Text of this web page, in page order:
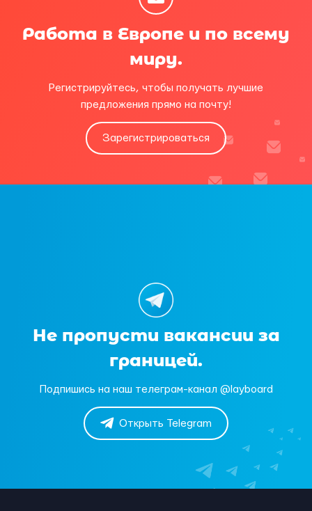
Работа в Европе и по всему
миру.
Регистрируйтесь, чтобы получать лучшие
предложения прямо на почту!
Зарегистрироваться
Не пропусти вакансии за
границей.
Подпишись на наш телеграм-канал @layboard
Открыть Telegram